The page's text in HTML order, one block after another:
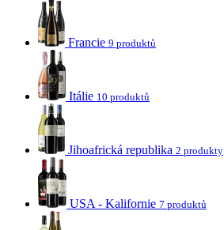
Francie 9 produktů
Itálie 10 produktů
Jihoafrická republika 2 produkty
USA - Kalifornie 7 produktů